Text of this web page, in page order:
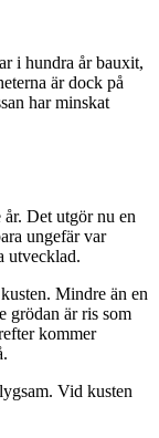
i hundra år bauxit,
är dock på
har minskat
år. Det utgör nu en
ungefär var
utvecklad.
Mindre än en
grödan är ris som
kommer
Vid kusten